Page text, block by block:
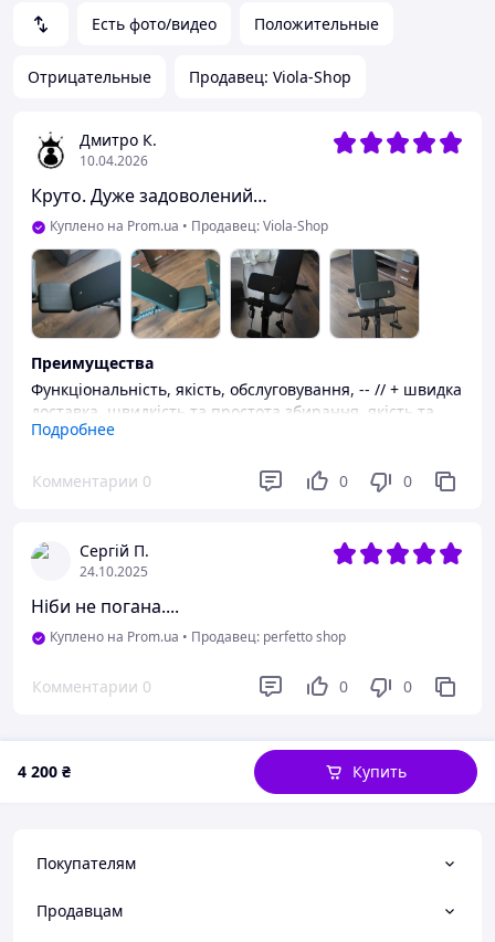
Есть фото/видео Положительные
Отрицательные Продавец: Viola-Shop
Дмитро К.
10.04.2026
Круто. Дуже задоволений…
Куплено на Prom.ua • Продавец: Viola-Shop
Преимущества
Функціональність, якість, обслуговування, -- // + швидка
доставка, швидкість та простота збирання, якість та
стійкість конструкції…
Не замовив раніше…
Подробнее
Комментарии 0 0 0
Сергій П.
24.10.2025
Ніби не погана....
Куплено на Prom.ua • Продавец: perfetto shop
Комментарии 0 0 0
4 200 ₴ Купить
Покупателям
Продавцам